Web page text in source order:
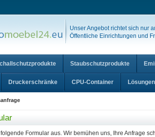
Unser Angebot richtet sich nur
Öffentliche Einrichtungen und
Staubschutzprodukte
Druckerschränke CPU-Container
Formular aus. Wir bemühen uns, Ihre Anfrage